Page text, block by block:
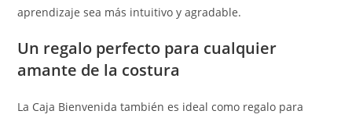
aprendizaje sea más intuitivo y agradable.
Un regalo perfecto para cualquier
amante de la costura
La Caja Bienvenida también es ideal como regalo para